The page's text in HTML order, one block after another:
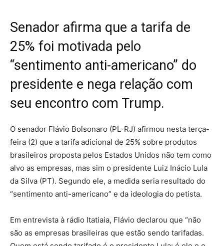
Senador afirma que a tarifa de
25% foi motivada pelo
“sentimento anti-americano” do
presidente e nega relação com
seu encontro com Trump.
O senador Flávio Bolsonaro (PL-RJ) afirmou nesta terça-
feira (2) que a tarifa adicional de 25% sobre produtos
brasileiros proposta pelos Estados Unidos não tem como
alvo as empresas, mas sim o presidente Luiz Inácio Lula
da Silva (PT). Segundo ele, a medida seria resultado do
“sentimento anti-americano” e da ideologia do petista.
Em entrevista à rádio Itatiaia, Flávio declarou que “não
são as empresas brasileiras que estão sendo tarifadas.